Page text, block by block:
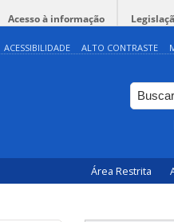
Acesso à informação
ACESSIBILIDADE ALTO CONTRASTE
Área Restrita